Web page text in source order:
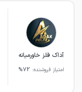
آداک فلز خاورمیانه
امتیاز فروشنده: 72%